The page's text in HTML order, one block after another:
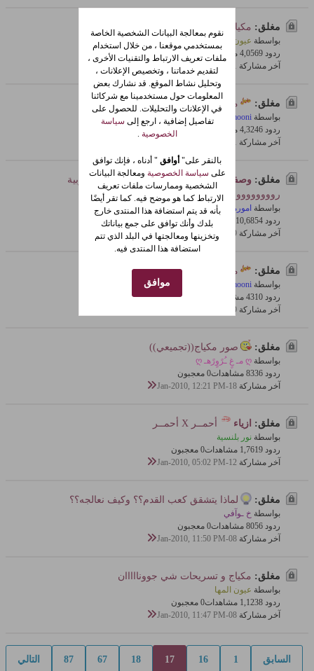
مغلق: مكياج فسفوري روووووعه وبالصور
بواسطة عيون المها
ردود 9
4,056 مشاهدات
آخر مشاركة 21-Jan-2010, 03:35 PM
مغلق: من وين اقدر احصل على الطين الاسود
بواسطة mooni
ردود 6
4,324 مشاهدات
آخر مشاركة 21-Jan-2010, 03:27 PM
مغلق: وصفات
لا حيرة بعد اليوم اليكم خلطات مغربية
رووووووووعة
بواسطة اموره
ردود 4
10,685 مشاهدات
0 معجبون
آخر مشاركة 19-Jan-2010, 04:31 PM
مغلق: من وين اقدر احصل على الطين الاسود
بواسطة mooni
ردود 0
431 مشاهدات
آخر مشاركة 19-Jan-2010, 04:28 PM
مغلق: صور مكياج((تجميعي))
بواسطة ღ مـ غٍ ـُرًوٍرًهـ ღ
ردود 6
833 مشاهدات
0 معجبون
آخر مشاركة 18-Jan-2010, 12:21 PM
مغلق: ازياء أحمــر X أحمــر
بواسطة نور بلنسية
ردود 9
1,761 مشاهدات
0 معجبون
آخر مشاركة 12-Jan-2010, 05:02 PM
مغلق: لماذا يتشقق كعب القدم؟؟ وكيف نعالجه؟؟
بواسطة خ ـوآفي
ردود 6
805 مشاهدات
0 معجبون
آخر مشاركة 08-Jan-2010, 11:50 PM
مغلق: مكياج و تسريحات شي جوونااااان
بواسطة عيون المها
ردود 8
1,123 مشاهدات
0 معجبون
آخر مشاركة 08-Jan-2010, 11:47 PM
السابق 1
16
17
18
67
87 التالي
نقوم بمعالجة البيانات الشخصية الخاصة
بمستخدمي موقعنا ، من خلال استخدام
ملفات تعريف الارتباط والتقنيات الأخرى ،
لتقديم خدماتنا ، وتخصيص الإعلانات ،
وتحليل نشاط الموقع. قد نشارك بعض
المعلومات حول مستخدمينا مع شركائنا
في الإعلانات والتحليلات. للحصول على
تفاصيل إضافية ، ارجع إلى سياسة
الخصوصية
بالنقر على"أوافق " أدناه ، فإنك توافق
على سياسة الخصوصية ومعالجة البيانات
الشخصية وممارسات ملفات تعريف
الارتباط كما هو موضح فيه. كما تقر أيضًا
بأنه قد يتم استضافة هذا المنتدى خارج
بلدك وأنك توافق على جمع بياناتك
وتخزينها ومعالجتها في البلد الذي تتم
استضافة هذا المنتدى فيه.
موافق